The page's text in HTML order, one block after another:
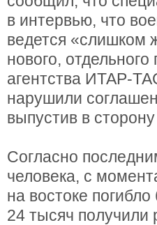
в интервью, что
ведется «слишком
нового,
агентства ИТАР-
нарушили
выпустив в
Согласно
человека, с
на востоке
24 тысяч получили